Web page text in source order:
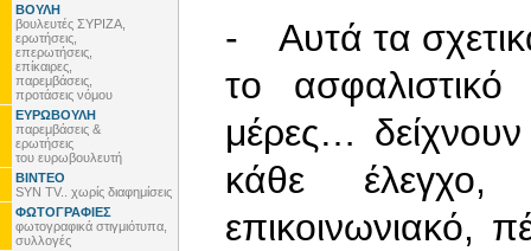
ΒΟΥΛΗ
βουλευτές ΣΥΡΙΖΑ,
ερωτήσεις,
επερωτήσεις,
επίκαιρες,
παρεμβάσεις,
προτάσεις νόμου
ΕΥΡΩΒΟΥΛΗ
παρεμβάσεις &
ερωτήσεις
του ευρωβουλευτή
ΒΙΝΤΕΟ
SYN TV.. χωρίς διαφημίσεις
ΦΩΤΟΓΡΑΦΙΕΣ
φωτογραφικά στιγμιότυπα,
συλλογές
- Αυτά τα
το ασφαλιστικό
μέρες…
κάθε
επικοινωνιακό,